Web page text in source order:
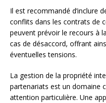
Il est recommandé d’inclure
conflits dans les contrats de
peuvent prévoir le recours à
cas de désaccord, offrant
éventuelles tensions.
La gestion de la propriété
partenariats est un domaine
attention particulière. Une